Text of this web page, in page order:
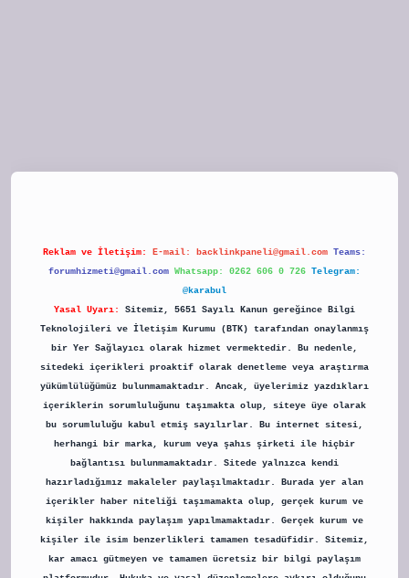
Reklam ve İletişim: E-mail: backlinkpaneli@gmail.com Teams:
forumhizmeti@gmail.com Whatsapp: 0262 606 0 726 Telegram:
@karabul
Yasal Uyarı:
Sitemiz, 5651 Sayılı Kanun gereğince Bilgi
Teknolojileri ve İletişim Kurumu (BTK) tarafından onaylanmış
bir Yer Sağlayıcı olarak hizmet vermektedir. Bu nedenle,
sitedeki içerikleri proaktif olarak denetleme veya araştırma
yükümlülüğümüz bulunmamaktadır. Ancak, üyelerimiz yazdıkları
içeriklerin sorumluluğunu taşımakta olup, siteye üye olarak
bu sorumluluğu kabul etmiş sayılırlar. Bu internet sitesi,
herhangi bir marka, kurum veya şahıs şirketi ile hiçbir
bağlantısı bulunmamaktadır. Sitede yalnızca kendi
hazırladığımız makaleler paylaşılmaktadır. Burada yer alan
içerikler haber niteliği taşımamakta olup, gerçek kurum ve
kişiler hakkında paylaşım yapılmamaktadır. Gerçek kurum ve
kişiler ile isim benzerlikleri tamamen tesadüfidir. Sitemiz,
kar amacı gütmeyen ve tamamen ücretsiz bir bilgi paylaşım